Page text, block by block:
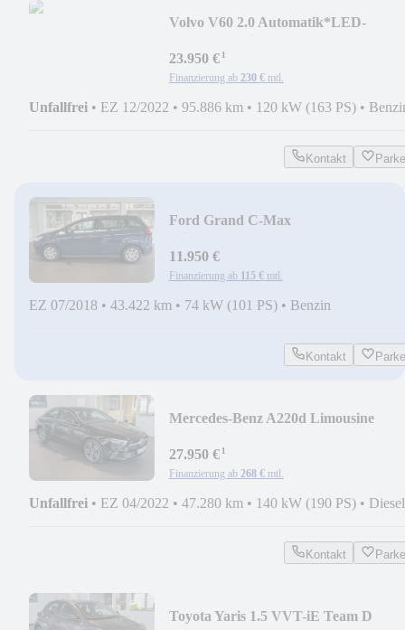
Volvo V60 2.0 Automatik*LED-
23.950 €¹
Finanzierung ab 230 € mtl.
Unfallfrei • EZ 12/2022 • 95.886 km • 120 kW (163 PS) •
Kontakt
Ford Grand C-Max
11.950 €
Finanzierung ab 115 € mtl.
EZ 07/2018 • 43.422 km • 74 kW (101 PS) • Benzin
Kontakt
Mercedes-Benz A220d Limousine
27.950 €¹
Finanzierung ab 268 € mtl.
Unfallfrei • EZ 04/2022 • 47.280 km • 140 kW (190 PS) • Diesel
Kontakt
Toyota Yaris 1.5 VVT-iE Team D